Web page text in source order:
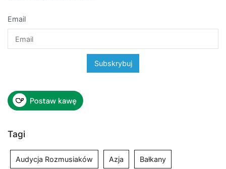
Email
Tagi
Audycja Rozmusiaków Azja Bałkany